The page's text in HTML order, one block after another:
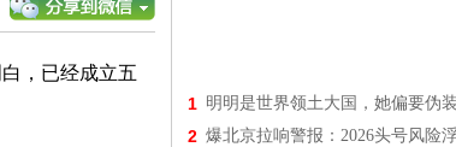
，已经成立五
1 明明是世界领土大国，她偏要伪
2 爆北京拉响警报：2026头号风险